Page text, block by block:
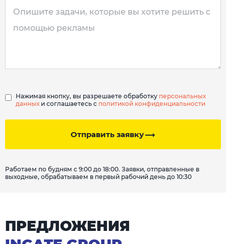
Отправить заявку
Нажимая кнопку, вы разрешаете обработку персональных
данных и соглашаетесь с политикой конфиденциальности
Работаем по будням с 9:00 до 18:00. Заявки, отправленные в
выходные, обрабатываем в первый рабочий день до 10:30
ПРЕДЛОЖЕНИЯ